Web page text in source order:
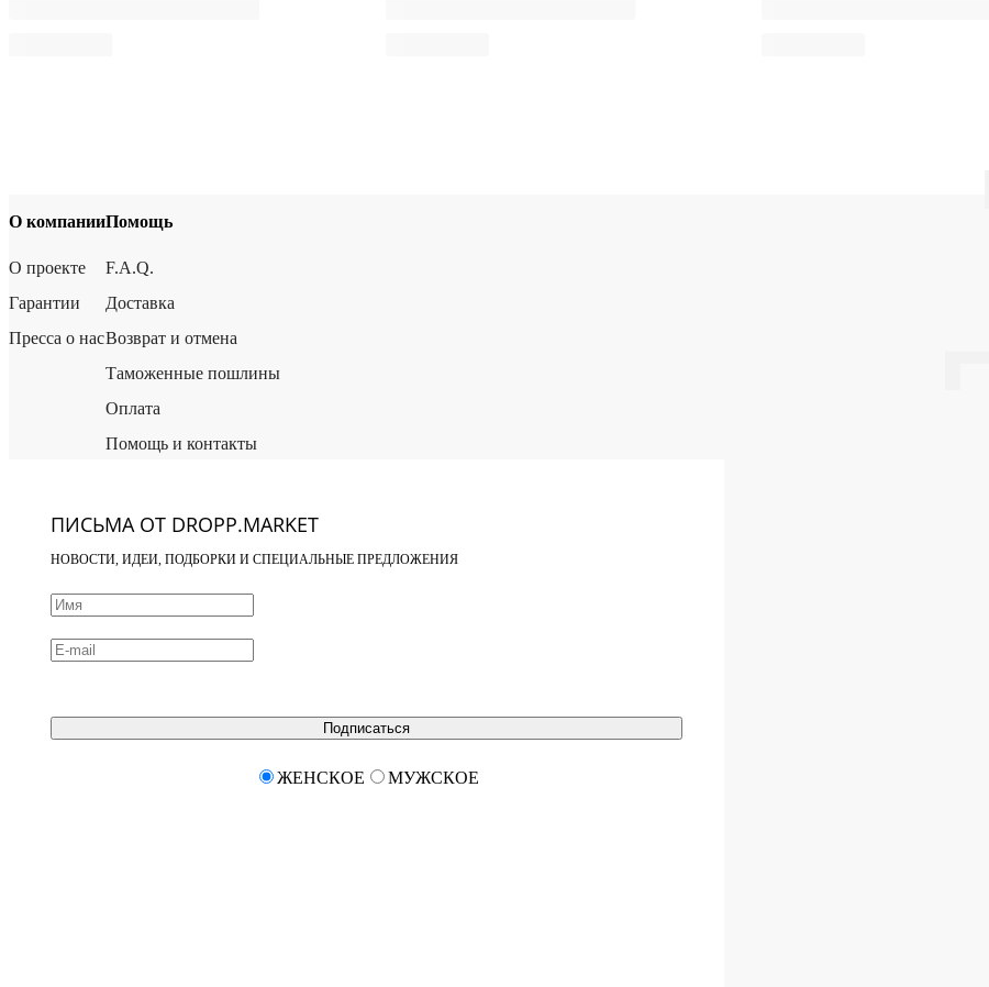
О компании
О проекте
Гарантии
Пресса о нас
Помощь
F.A.Q.
Доставка
Возврат и отмена
Таможенные пошлины
Оплата
Помощь и контакты
ПИСЬМА ОТ DROPP.MARKET
НОВОСТИ, ИДЕИ, ПОДБОРКИ И СПЕЦИАЛЬНЫЕ ПРЕДЛОЖЕНИЯ
Подписаться
ЖЕНСКОЕ МУЖСКОЕ